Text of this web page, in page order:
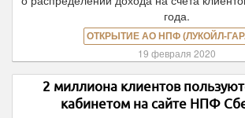
года.
ОТКРЫТИЕ АО НПФ (ЛУКОЙЛ-
19 февраля 2020
2 миллиона клиентов
кабинетом на сайте НПФ